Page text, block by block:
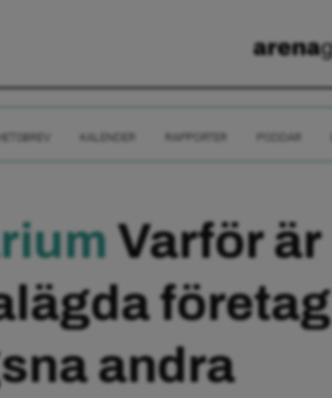
KALENDER RAPPORTER
Varför är
företag
andra